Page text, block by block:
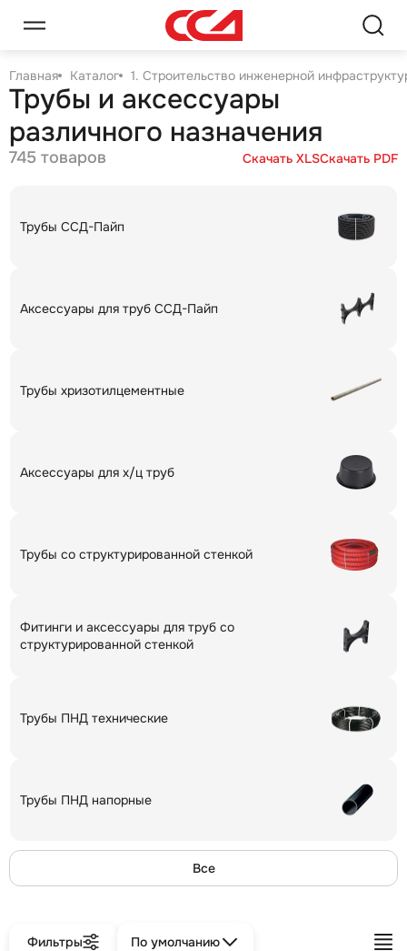
Главная Каталог 1. Строительство инженерной
Трубы и аксессуары
различного назначения
745 товаров Скачать XLSСкачать PDF
Трубы ССД-Пайп
Аксессуары для труб ССД-Пайп
Трубы хризотилцементные
Аксессуары для х/ц труб
Трубы со структурированной стенкой
Фитинги и аксессуары для труб со
структурированной стенкой
Трубы ПНД технические
Трубы ПНД напорные
Все
Фильтры По умолчанию